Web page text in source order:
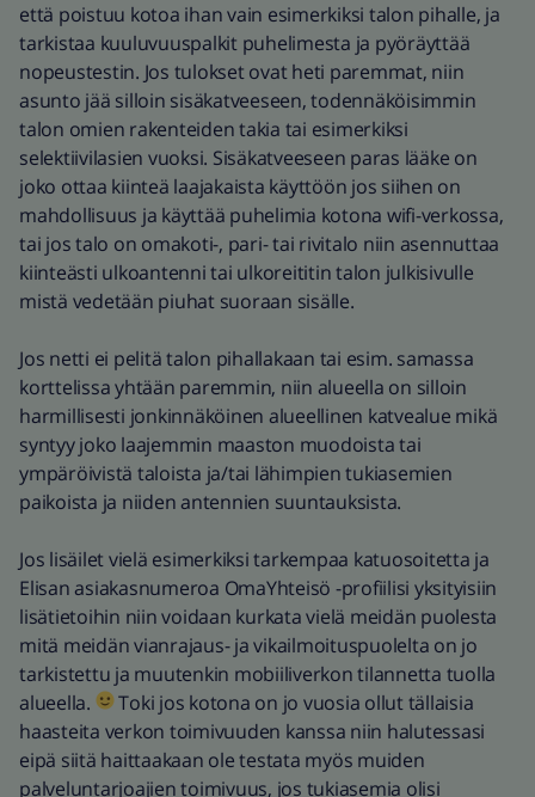
että poistuu kotoa ihan vain esimerkiksi talon pihalle, ja
tarkistaa kuuluvuuspalkit puhelimesta ja pyöräyttää
nopeustestin. Jos tulokset ovat heti paremmat, niin
asunto jää silloin sisäkatveeseen, todennäköisimmin
talon omien rakenteiden takia tai esimerkiksi
selektiivilasien vuoksi. Sisäkatveeseen paras lääke on
joko ottaa kiinteä laajakaista käyttöön jos siihen on
mahdollisuus ja käyttää puhelimia kotona wifi-verkossa,
tai jos talo on omakoti-, pari- tai rivitalo niin asennuttaa
kiinteästi ulkoantenni tai ulkoreititin talon julkisivulle
mistä vedetään piuhat suoraan sisälle.
Jos netti ei pelitä talon pihallakaan tai esim. samassa
korttelissa yhtään paremmin, niin alueella on silloin
harmillisesti jonkinnäköinen alueellinen katvealue mikä
syntyy joko laajemmin maaston muodoista tai
ympäröivistä taloista ja/tai lähimpien tukiasemien
paikoista ja niiden antennien suuntauksista.
Jos lisäilet vielä esimerkiksi tarkempaa katuosoitetta ja
Elisan asiakasnumeroa OmaYhteisö -profiilisi yksityisiin
lisätietoihin niin voidaan kurkata vielä meidän puolesta
mitä meidän vianrajaus- ja vikailmoituspuolelta on jo
tarkistettu ja muutenkin mobiiliverkon tilannetta tuolla
alueella.
Toki jos kotona on jo vuosia ollut tällaisia
haasteita verkon toimivuuden kanssa niin halutessasi
eipä siitä haittaakaan ole testata myös muiden
palveluntarjoajien toimivuus, jos tukiasemia olisi